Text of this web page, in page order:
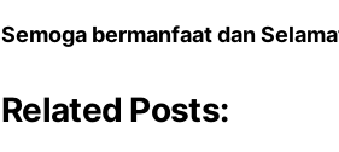
Semoga bermanfaat dan
Related Posts: